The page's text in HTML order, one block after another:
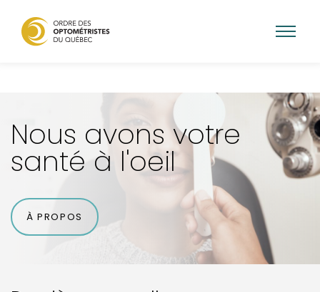
principal
Nous avons votre
santé à l'oeil
À PROPOS